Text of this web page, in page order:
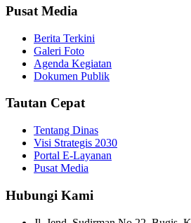
Pusat Media
Berita Terkini
Galeri Foto
Agenda Kegiatan
Dokumen Publik
Tautan Cepat
Tentang Dinas
Visi Strategis 2030
Portal E-Layanan
Pusat Media
Hubungi Kami